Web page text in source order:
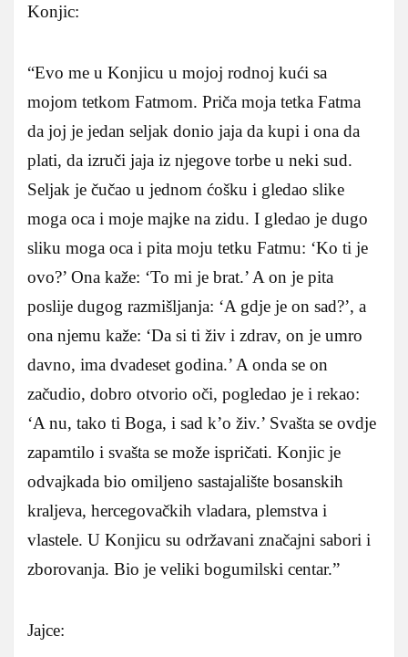
Konjic:
“Evo me u Konjicu u mojoj rodnoj kući sa
mojom tetkom Fatmom. Priča moja tetka Fatma
da joj je jedan seljak donio jaja da kupi i ona da
plati, da izruči jaja iz njegove torbe u neki sud.
Seljak je čučao u jednom ćošku i gledao slike
moga oca i moje majke na zidu. I gledao je dugo
sliku moga oca i pita moju tetku Fatmu: ‘Ko ti je
ovo?’ Ona kaže: ‘To mi je brat.’ A on je pita
poslije dugog razmišljanja: ‘A gdje je on sad?’, a
ona njemu kaže: ‘Da si ti živ i zdrav, on je umro
davno, ima dvadeset godina.’ A onda se on
začudio, dobro otvorio oči, pogledao je i rekao:
‘A nu, tako ti Boga, i sad k’o živ.’ Svašta se ovdje
zapamtilo i svašta se može ispričati. Konjic je
odvajkada bio omiljeno sastajalište bosanskih
kraljeva, hercegovačkih vladara, plemstva i
vlastele. U Konjicu su održavani značajni sabori i
zborovanja. Bio je veliki bogumilski centar.”
Jajce: